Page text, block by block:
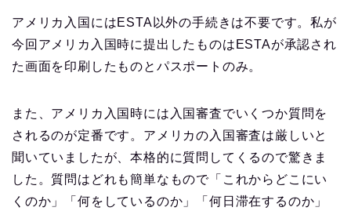
アメリカ入国にはESTA以外の手続きは不要です。私が
今回アメリカ入国時に提出したものはESTAが承認され
た画面を印刷したものとパスポートのみ。
また、アメリカ入国時には入国審査でいくつか質問を
されるのが定番です。アメリカの入国審査は厳しいと
聞いていましたが、本格的に質問してくるので驚きま
した。質問はどれも簡単なもので「これからどこにい
くのか」「何をしているのか」「何日滞在するのか」